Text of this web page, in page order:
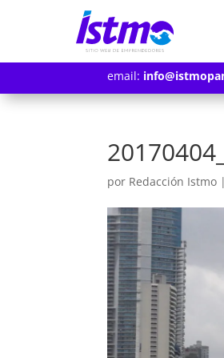
email:
por Redacción Istmo